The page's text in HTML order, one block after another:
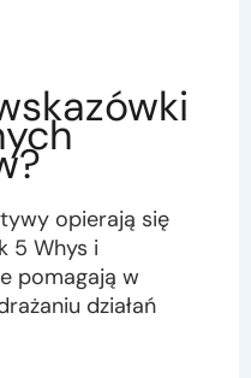
opierają się
5 Whys i
pomagają w
działań